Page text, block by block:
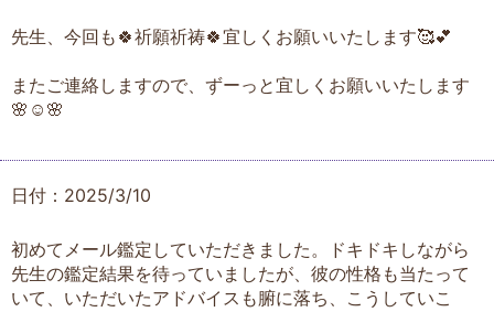
先生、今回も🍀祈願祈祷🍀宜しくお願いいたします🥰💕
またご連絡しますので、ずーっと宜しくお願いいたします
🌸☺️🌸
日付：2025/3/10
初めてメール鑑定していただきました。ドキドキしながら
先生の鑑定結果を待っていましたが、彼の性格も当たって
いて、いただいたアドバイスも腑に落ち、こうしていこ